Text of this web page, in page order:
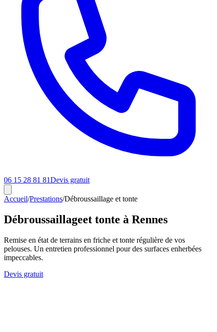
06 15 28 81 81Devis gratuit
Accueil/Prestations/Débroussaillage et tonte
Débroussaillageet tonte à Rennes
Remise en état de terrains en friche et tonte régulière de vos
pelouses. Un entretien professionnel pour des surfaces enherbées
impeccables.
Devis gratuit